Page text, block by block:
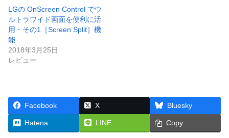
LGの OnScreen Control でウ
ルトラワイド画面を便利に活
用・その1［Screen Split］機
能
2018年3月25日
レビュー
Facebook X Bluesky
Hatena LINE Copy